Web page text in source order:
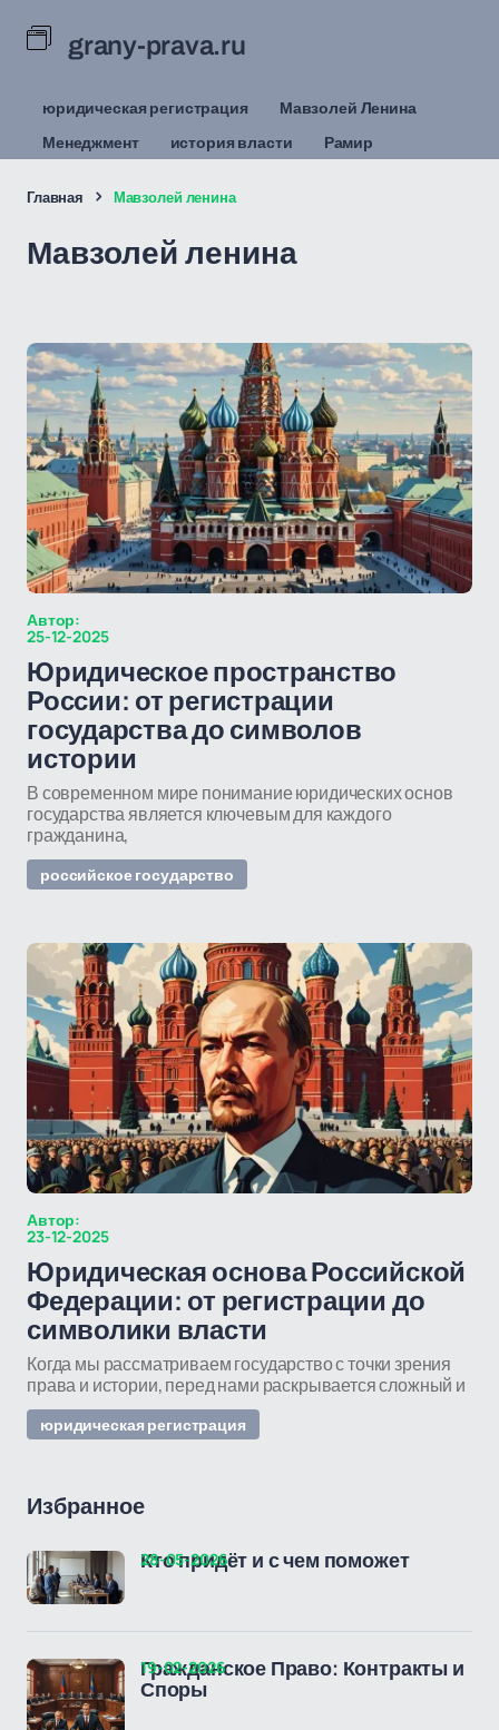
grany-prava.ru
юридическая регистрация
Мавзолей Ленина
Менеджмент
история власти Рамир
Главная Мавзолей ленина
Мавзолей ленина
Автор:
25-12-2025
Юридическое пространство
России: от регистрации
государства до символов
истории
В современном мире понимание юридических основ
государства является ключевым для каждого
гражданина,
российское государство
Автор:
23-12-2025
Юридическая основа Российской
Федерации: от регистрации до
символики власти
Когда мы рассматриваем государство с точки зрения
права и истории, перед нами раскрывается сложный и
юридическая регистрация
Избранное
Кто придёт и с чем поможет
28-05-2026
Гражданское Право: Контракты и
Споры
19-02-2026